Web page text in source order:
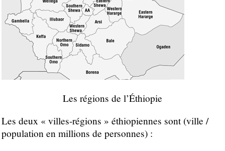
Les régions de l’Éthiopie
Les deux « villes-régions » éthiopiennes sont (ville /
population en millions de personnes) :